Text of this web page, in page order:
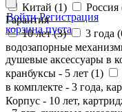
Войти Регистрация
корзина пуста
Китай (1) Россия
Гарантия
10 лет (3) 3 года (
водозапорные
душевые аксессуары в
кранбуксы - 5 лет (1)
в комплекте - 3 года,
Корпус - 10 лет,